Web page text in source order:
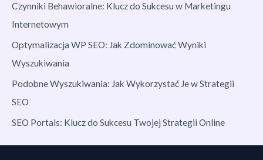
Czynniki Behawioralne: Klucz do Sukcesu w Marketingu
Internetowym
Optymalizacja WP SEO: Jak Zdominować Wyniki
Wyszukiwania
Podobne Wyszukiwania: Jak Wykorzystać Je w Strategii
SEO
SEO Portals: Klucz do Sukcesu Twojej Strategii Online